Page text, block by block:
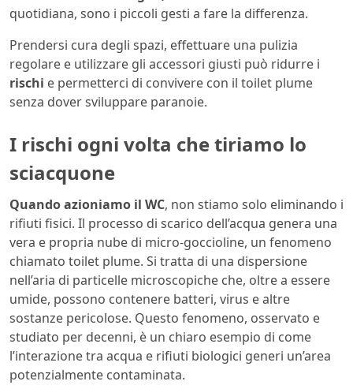
quotidiana, sono i piccoli gesti a fare la differenza.
Prendersi cura degli spazi, effettuare una pulizia
regolare e utilizzare gli accessori giusti può ridurre i
rischi e permetterci di convivere con il toilet plume
senza dover sviluppare paranoie.
I rischi ogni volta che tiriamo lo
sciacquone
Quando azioniamo il WC, non stiamo solo eliminando i
rifiuti fisici. Il processo di scarico dell’acqua genera una
vera e propria nube di micro-goccioline, un fenomeno
chiamato toilet plume. Si tratta di una dispersione
nell’aria di particelle microscopiche che, oltre a essere
umide, possono contenere batteri, virus e altre
sostanze pericolose. Questo fenomeno, osservato e
studiato per decenni, è un chiaro esempio di come
l’interazione tra acqua e rifiuti biologici generi un’area
potenzialmente contaminata.